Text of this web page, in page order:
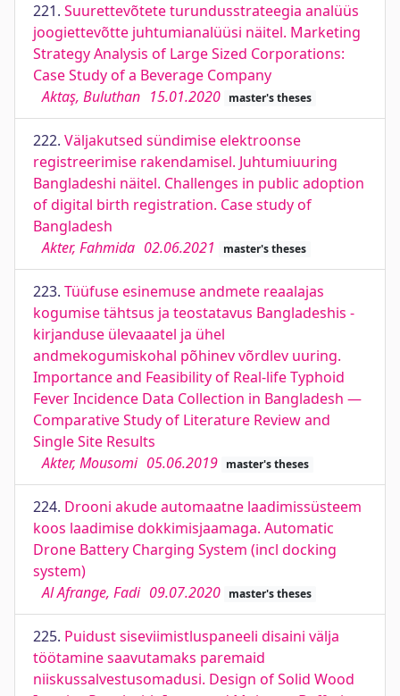
221. Suurettevõtete turundusstrateegia analüüs
joogiettevõtte juhtumianalüüsi näitel. Marketing
Strategy Analysis of Large Sized Corporations:
Case Study of a Beverage Company
Aktaş, Buluthan 15.01.2020 master's theses
222. Väljakutsed sündimise elektroonse
registreerimise rakendamisel. Juhtumiuuring
Bangladeshi näitel. Challenges in public adoption
of digital birth registration. Case study of
Bangladesh
Akter, Fahmida 02.06.2021 master's theses
223. Tüüfuse esinemuse andmete reaalajas
kogumise tähtsus ja teostatavus Bangladeshis -
kirjanduse ülevaaatel ja ühel
andmekogumiskohal põhinev võrdlev uuring.
Importance and Feasibility of Real-life Typhoid
Fever Incidence Data Collection in Bangladesh —
Comparative Study of Literature Review and
Single Site Results
Akter, Mousomi 05.06.2019 master's theses
224. Drooni akude automaatne laadimissüsteem
koos laadimise dokkimisjaamaga. Automatic
Drone Battery Charging System (incl docking
system)
Al Afrange, Fadi 09.07.2020 master's theses
225. Puidust siseviimistluspaneeli disaini välja
töötamine saavutamaks paremaid
niiskussalvestusomadusi. Design of Solid Wood